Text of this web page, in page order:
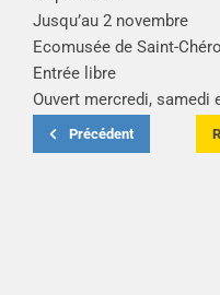
Jusqu’au 2 novembre
Ecomusée de Saint-
Entrée libre
Ouvert mercredi, samedi
Précédent